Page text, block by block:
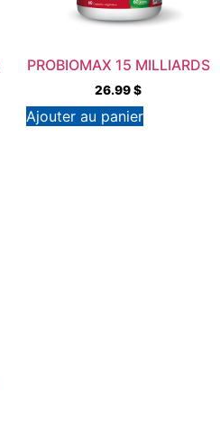
PROBIOMAX 15 MILLIARDS
26.99$
Ajouter au panier